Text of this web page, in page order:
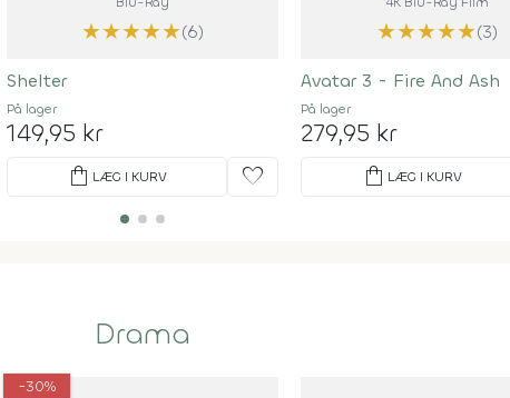
★★★★★(6)
Shelter
På lager
149,95 kr
shopping_bag LÆG I KURV favorite
★★★★★(3)
Avatar 3 - Fire And Ash
På lager
279,95 kr
shopping_bag LÆG I KURV
Drama
-30%